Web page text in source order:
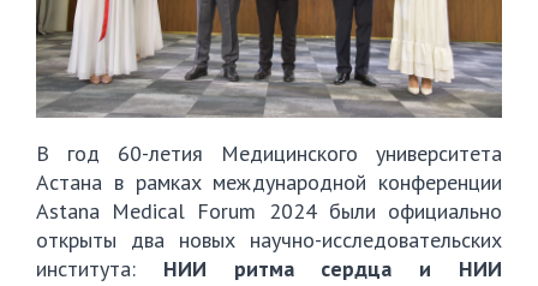
В год 60-летия Медицинского университета
Астана в рамках международной конференции
Astana Medical Forum 2024 были официально
открыты два новых научно-исследовательских
института: НИИ ритма сердца и НИИ